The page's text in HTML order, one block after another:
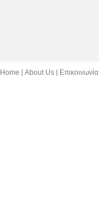
Home About Us Επικοινωνία